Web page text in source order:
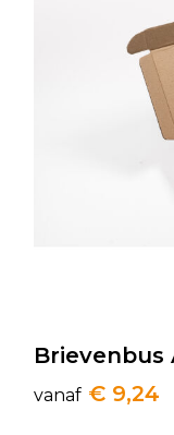
vanaf € 9,24